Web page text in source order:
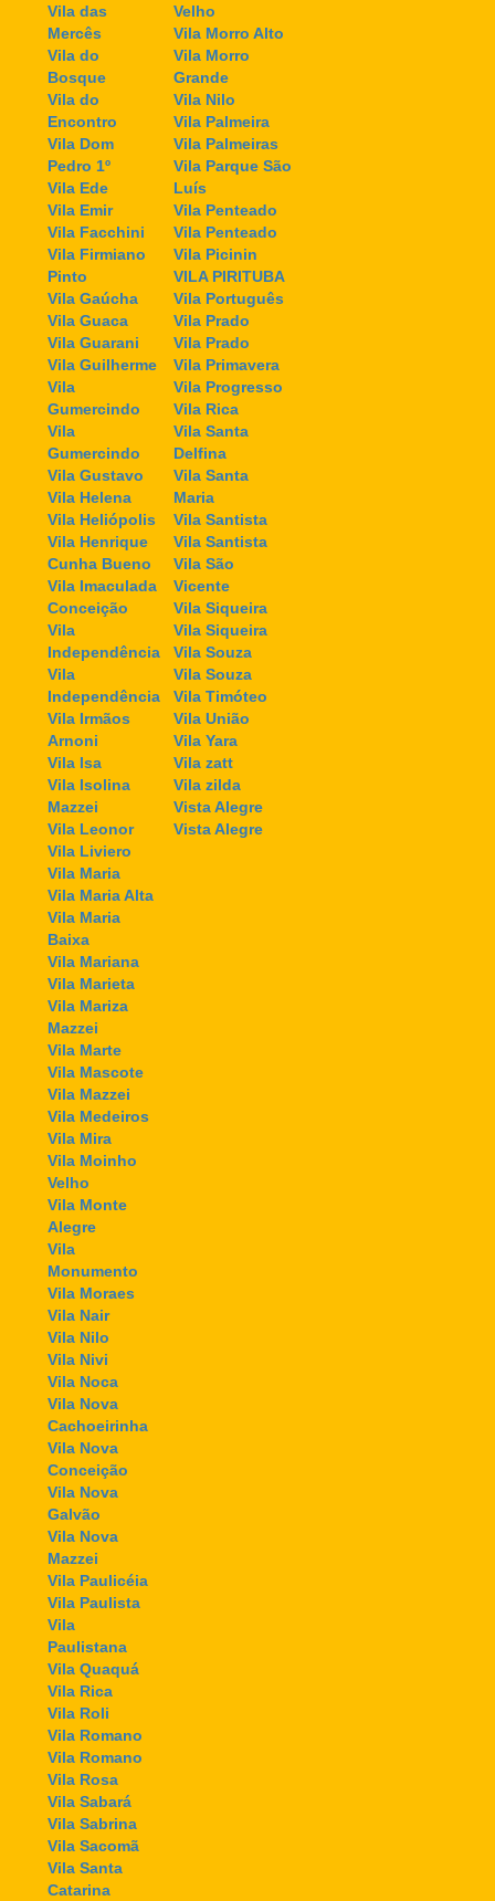
Vila das
Mercês
Vila do
Bosque
Vila do
Encontro
Vila Dom
Pedro 1º
Vila Ede
Vila Emir
Vila Facchini
Vila Firmiano
Pinto
Vila Gaúcha
Vila Guaca
Vila Guarani
Vila Guilherme
Vila
Gumercindo
Vila
Gumercindo
Vila Gustavo
Vila Helena
Vila Heliópolis
Vila Henrique
Cunha Bueno
Vila Imaculada
Conceição
Vila
Independência
Vila
Independência
Vila Irmãos
Arnoni
Vila Isa
Vila Isolina
Mazzei
Vila Leonor
Vila Liviero
Vila Maria
Vila Maria Alta
Vila Maria
Baixa
Vila Mariana
Vila Marieta
Vila Mariza
Mazzei
Vila Marte
Vila Mascote
Vila Mazzei
Vila Medeiros
Vila Mira
Vila Moinho
Velho
Vila Monte
Alegre
Vila
Monumento
Vila Moraes
Vila Nair
Vila Nilo
Vila Nivi
Vila Noca
Vila Nova
Cachoeirinha
Vila Nova
Conceição
Vila Nova
Galvão
Vila Nova
Mazzei
Vila Paulicéia
Vila Paulista
Vila
Paulistana
Vila Quaquá
Vila Rica
Vila Roli
Vila Romano
Vila Romano
Vila Rosa
Vila Sabará
Vila Sabrina
Vila Sacomã
Vila Santa
Catarina
Velho
Vila Morro Alto
Vila Morro
Grande
Vila Nilo
Vila Palmeira
Vila Palmeiras
Vila Parque São
Luís
Vila Penteado
Vila Penteado
Vila Picinin
VILA PIRITUBA
Vila Português
Vila Prado
Vila Prado
Vila Primavera
Vila Progresso
Vila Rica
Vila Santa
Delfina
Vila Santa
Maria
Vila Santista
Vila Santista
Vila São
Vicente
Vila Siqueira
Vila Siqueira
Vila Souza
Vila Souza
Vila Timóteo
Vila União
Vila Yara
Vila zatt
Vila zilda
Vista Alegre
Vista Alegre